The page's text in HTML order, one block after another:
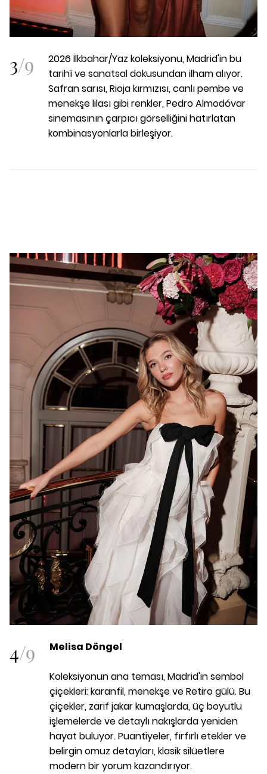
3/9
2026 İlkbahar/Yaz koleksiyonu, Madrid'in bu
tarihî ve sanatsal dokusundan ilham alıyor.
Safran sarısı, Rioja kırmızısı, canlı pembe ve
menekşe lilası gibi renkler, Pedro Almodóvar
sinemasının çarpıcı görselliğini hatırlatan
kombinasyonlarla birleşiyor.
4/9 Melisa Döngel
Koleksiyonun ana teması, Madrid'in sembol
çiçekleri: karanfil, menekşe ve Retiro gülü. Bu
çiçekler, zarif jakar kumaşlarda, üç boyutlu
işlemelerde ve detaylı nakışlarda yeniden
hayat buluyor. Puantiyeler, fırfırlı etekler ve
belirgin omuz detayları, klasik silüetlere
modern bir yorum kazandırıyor.